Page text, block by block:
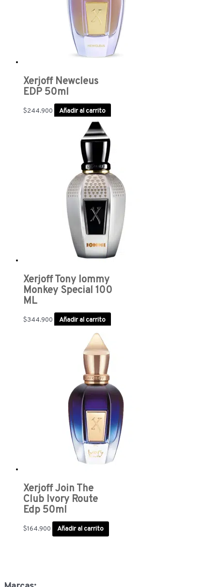
Xerjoff Newcleus
EDP 50ml
$244.900 Añadir al carrito
Xerjoff Tony Iommy
Monkey Special 100
ML
$344.900 Añadir al carrito
Xerjoff Join The
Club Ivory Route
Edp 50ml
$164.900 Añadir al carrito